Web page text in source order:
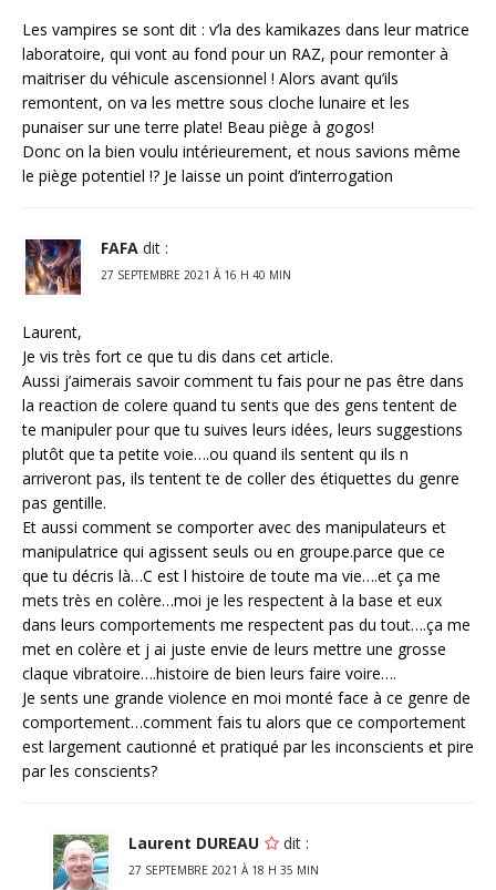
Les vampires se sont dit : v’la des kamikazes dans leur matrice
laboratoire, qui vont au fond pour un RAZ, pour remonter à
maitriser du véhicule ascensionnel ! Alors avant qu’ils
remontent, on va les mettre sous cloche lunaire et les
punaiser sur une terre plate! Beau piège à gogos!
Donc on la bien voulu intérieurement, et nous savions même
le piège potentiel !? Je laisse un point d’interrogation
FAFA dit :
27 SEPTEMBRE 2021 À 16 H 40 MIN
Laurent,
Je vis très fort ce que tu dis dans cet article.
Aussi j’aimerais savoir comment tu fais pour ne pas être dans
la reaction de colere quand tu sents que des gens tentent de
te manipuler pour que tu suives leurs idées, leurs suggestions
plutôt que ta petite voie….ou quand ils sentent qu ils n
arriveront pas, ils tentent te de coller des étiquettes du genre
pas gentille.
Et aussi comment se comporter avec des manipulateurs et
manipulatrice qui agissent seuls ou en groupe.parce que ce
que tu décris là…C est l histoire de toute ma vie….et ça me
mets très en colère…moi je les respectent à la base et eux
dans leurs comportements me respectent pas du tout….ça me
met en colère et j ai juste envie de leurs mettre une grosse
claque vibratoire….histoire de bien leurs faire voire….
Je sents une grande violence en moi monté face à ce genre de
comportement…comment fais tu alors que ce comportement
est largement cautionné et pratiqué par les inconscients et pire
par les conscients?
Laurent DUREAU dit :
27 SEPTEMBRE 2021 À 18 H 35 MIN